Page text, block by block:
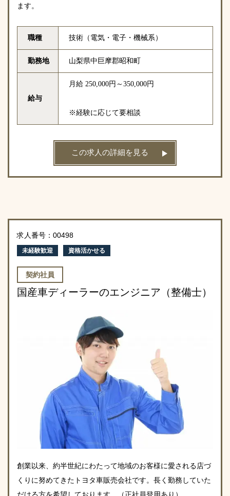
ます。
職種 技術（電気・電子・機械系）
勤務地 山梨県中巨摩郡昭和町
給与
月給 250,000円～350,000円
※経験に応じて要相談
この求人の詳細を見る
求人番号：00498
未経験歓迎 資格活かせる
契約社員
国産車ディーラーのエンジニア（整備士）
創業以来、約半世紀にわたって地域のお客様に愛される店づ
くりに努めてきたトヨタ車販売会社です。長く勤務していた